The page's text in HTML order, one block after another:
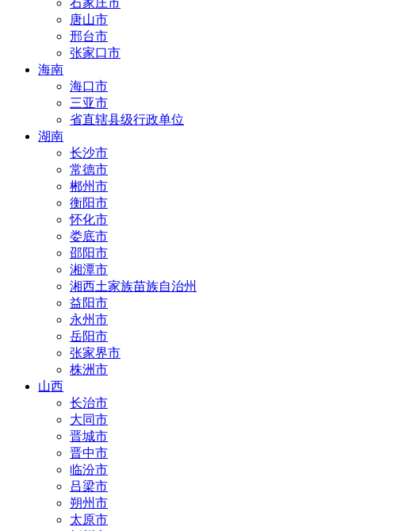
唐山市
邢台市
张家口市
海南
海口市
三亚市
省直辖县级行政单位
湖南
长沙市
常德市
郴州市
衡阳市
怀化市
娄底市
邵阳市
湘潭市
湘西土家族苗族自治州
益阳市
永州市
岳阳市
张家界市
株洲市
山西
长治市
大同市
晋城市
晋中市
临汾市
吕梁市
朔州市
太原市